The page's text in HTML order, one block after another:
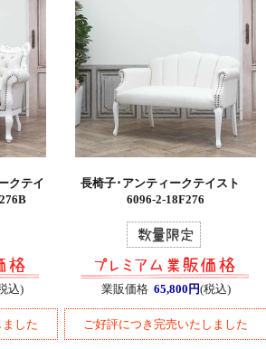
クテイ
込)
した
長椅子･アンティークテイスト
6096-2-18F276
業販価格 65,800円(税込)
ご好評につき完売いたしました